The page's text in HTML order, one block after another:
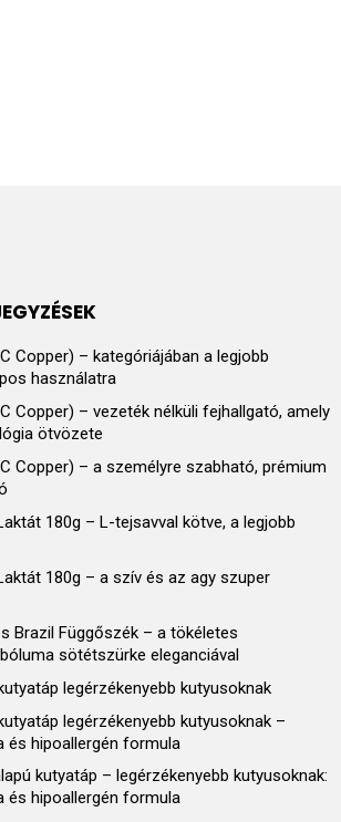
Copper) – kategóriájában a legjobb
használatra
Copper) – vezeték nélküli fejhallgató, amely
ötvözete
Copper) – a személyre szabható, prémium
180g – L-tejsavval kötve, a legjobb
180g – a szív és az agy szuper
Brazil Függőszék – a tökéletes
sötétszürke eleganciával
legérzékenyebb kutyusoknak
legérzékenyebb kutyusoknak –
és hipoallergén formula
kutyatáp – legérzékenyebb kutyusoknak:
és hipoallergén formula